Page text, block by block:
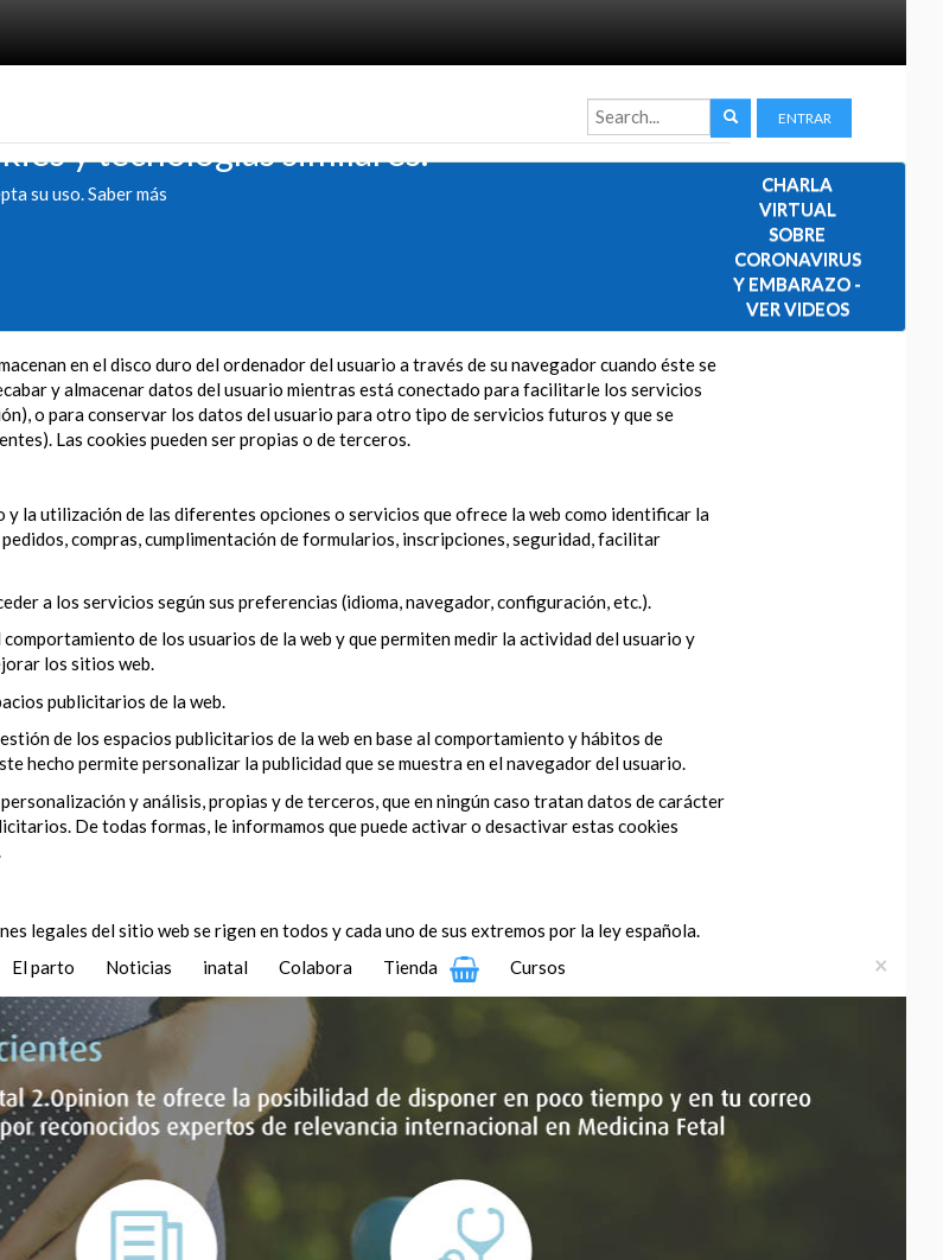
y tecnologías similares.
su uso.Saber más
en el disco duro del ordenador del usuario a través de su navegador cuando éste se
y almacenar datos del usuario mientras está conectado para facilitarle los servicios
o para conservar los datos del usuario para otro tipo de servicios futuros y que se
Las cookies pueden ser propias o de terceros.
la utilización de las diferentes opciones o servicios que ofrece la web como identificar la
compras, cumplimentación de formularios, inscripciones, seguridad, facilitar
a los servicios según sus preferencias (idioma, navegador, configuración, etc.).
de los usuarios de la web y que permiten medir la actividad del usuario y
los sitios web.
publicitarios de la web.
de los espacios publicitarios de la web en base al comportamiento y hábitos de
hecho permite personalizar la publicidad que se muestra en el navegador del usuario.
y análisis, propias y de terceros, que en ningún caso tratan datos de carácter
De todas formas, le informamos que puede activar o desactivar estas cookies
legales del sitio web se rigen en todos y cada uno de sus extremos por la ley española.
El parto Noticias inatal Colabora Tienda Cursos
ENTRAR
×
CHARLA
VIRTUAL
SOBRE
CORONAVIRUS
Y EMBARAZO -
VER VIDEOS